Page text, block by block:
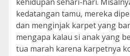
kehidupan sehari-hari.
kedatangan tamu, mereka
dan menginjak karpet yang
mengapa kalau si anak yang
tua marah karena karpetnya